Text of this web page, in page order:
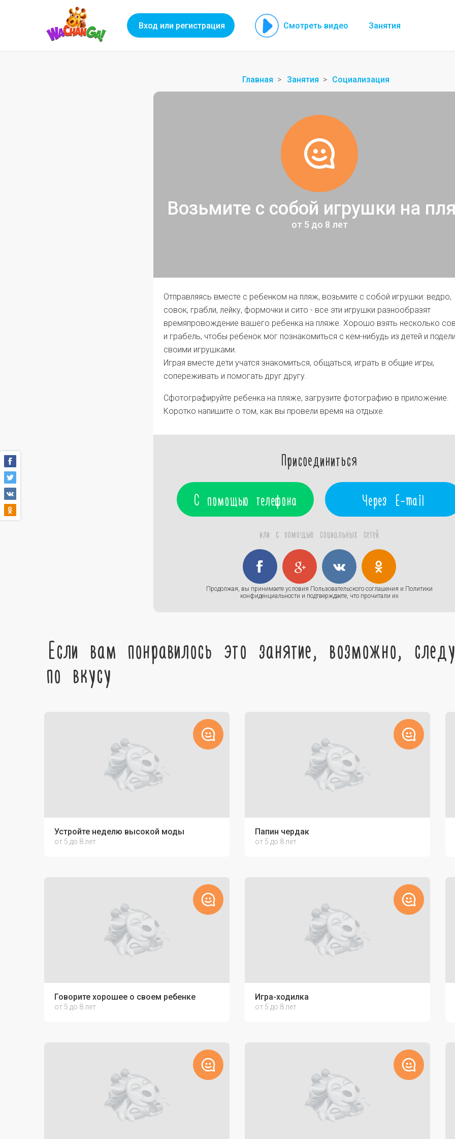
Вход или регистрация Смотреть видео Занятия
Главная Занятия Социализация
Возьмите с собой игрушки на
от 5 до 8 лет
Отправляясь вместе с ребенком на пляж, возьмите с собой игрушки: ведро,
совок, грабли, лейку, формочки и сито - все эти игрушки разнообразят
времяпровождение вашего ребенка на пляже. Хорошо взять несколько
и грабель, чтобы ребенок мог познакомиться с кем-нибудь из детей и
своими игрушками.
Играя вместе дети учатся знакомиться, общаться, играть в общие игры,
сопереживать и помогать друг другу.
Сфотографируйте ребенка на пляже, загрузите фотографию в приложение.
Коротко напишите о том, как вы провели время на отдыхе.
Присоединиться
С помощью телефона Через E-mail
или с помощью социальных сетей
Продолжая, вы принимаете условия Пользовательского соглашения и Политики
конфиденциальности и подтверждаете, что прочитали их
Если вам понравилось это занятие, возможно,
по вкусу
Устройте неделю высокой моды
от 5 до 8 лет
Папин чердак
от 5 до 8 лет
Говорите хорошее о своем ребенке
от 5 до 8 лет
Игра-ходилка
от 5 до 8 лет